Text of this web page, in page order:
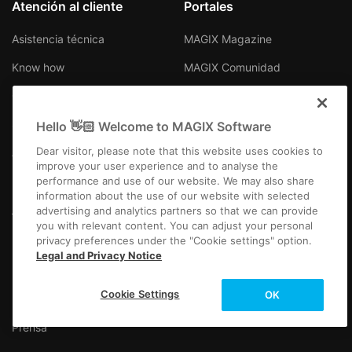
Atención al cliente
Asistencia técnica
Know how
Socios
Afiliados
Portales
MAGIX Magazine
MAGIX Comunidad
Acerca de MAGIX
Empresa
Prensa
Contacto para Soporte
Técnico
Hello 👋🏻 Welcome to MAGIX Software
Dear visitor, please note that this website uses cookies to
improve your user experience and to analyse the
performance and use of our website. We may also share
information about the use of our website with selected
advertising and analytics partners so that we can provide
you with relevant content. You can adjust your personal
privacy preferences under the "Cookie settings" option.
Legal and Privacy Notice
OK
Cookie Settings